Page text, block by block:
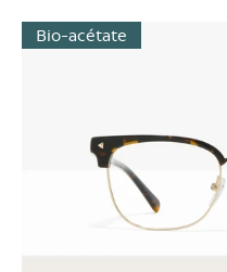
Bio-acétate